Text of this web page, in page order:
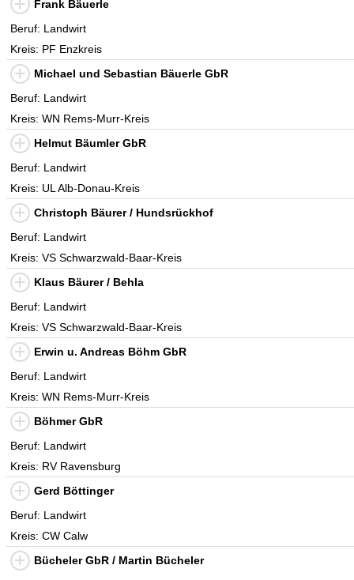
Frank Bäuerle
Beruf: Landwirt
Kreis: PF Enzkreis
Michael und Sebastian Bäuerle GbR
Beruf: Landwirt
Kreis: WN Rems-Murr-Kreis
Helmut Bäumler GbR
Beruf: Landwirt
Kreis: UL Alb-Donau-Kreis
Christoph Bäurer / Hundsrückhof
Beruf: Landwirt
Kreis: VS Schwarzwald-Baar-Kreis
Klaus Bäurer / Behla
Beruf: Landwirt
Kreis: VS Schwarzwald-Baar-Kreis
Erwin u. Andreas Böhm GbR
Beruf: Landwirt
Kreis: WN Rems-Murr-Kreis
Böhmer GbR
Beruf: Landwirt
Kreis: RV Ravensburg
Gerd Böttinger
Beruf: Landwirt
Kreis: CW Calw
Bücheler GbR / Martin Bücheler